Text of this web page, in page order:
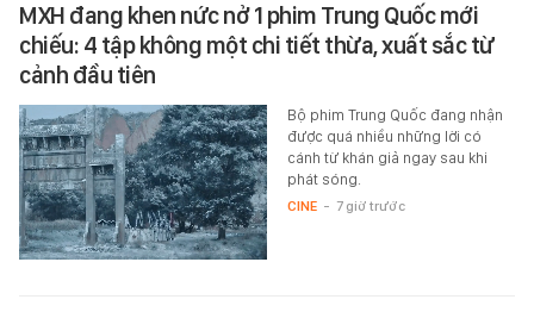
MXH đang khen nức nở 1 phim Trung Quốc mới
chiếu: 4 tập không một chi tiết thừa, xuất sắc từ
cảnh đầu tiên
Bộ phim Trung Quốc đang nhận
được quá nhiều những lời có
cánh từ khán giả ngay sau khi
phát sóng.
CINE - 7 giờ trước